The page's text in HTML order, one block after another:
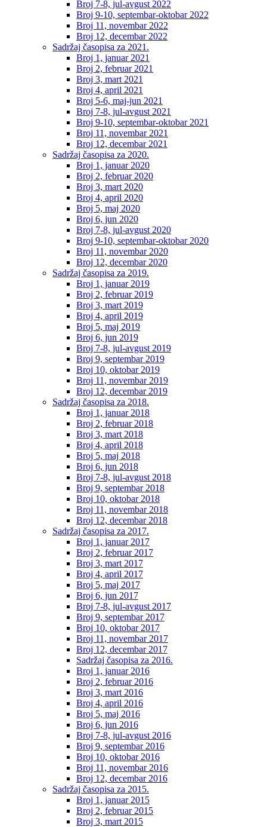
Broj 7-8, jul-avgust 2022
Broj 9-10, septembar-oktobar 2022
Broj 11, novembar 2022
Broj 12, decembar 2022
Sadržaj časopisa za 2021.
Broj 1, januar 2021
Broj 2, februar 2021
Broj 3, mart 2021
Broj 4, april 2021
Broj 5-6, maj-jun 2021
Broj 7-8, jul-avgust 2021
Broj 9-10, septembar-oktobar 2021
Broj 11, novembar 2021
Broj 12, decembar 2021
Sadržaj časopisa za 2020.
Broj 1, januar 2020
Broj 2, februar 2020
Broj 3, mart 2020
Broj 4, april 2020
Broj 5, maj 2020
Broj 6, jun 2020
Broj 7-8, jul-avgust 2020
Broj 9-10, septembar-oktobar 2020
Broj 11, novembar 2020
Broj 12, decembar 2020
Sadržaj časopisa za 2019.
Broj 1, januar 2019
Broj 2, februar 2019
Broj 3, mart 2019
Broj 4, april 2019
Broj 5, maj 2019
Broj 6, jun 2019
Broj 7-8, jul-avgust 2019
Broj 9, septembar 2019
Broj 10, oktobar 2019
Broj 11, novembar 2019
Broj 12, decembar 2019
Sadržaj časopisa za 2018.
Broj 1, januar 2018
Broj 2, februar 2018
Broj 3, mart 2018
Broj 4, april 2018
Broj 5, maj 2018
Broj 6, jun 2018
Broj 7-8, jul-avgust 2018
Broj 9, septembar 2018
Broj 10, oktobar 2018
Broj 11, novembar 2018
Broj 12, decembar 2018
Sadržaj časopisa za 2017.
Broj 1, januar 2017
Broj 2, februar 2017
Broj 3, mart 2017
Broj 4, april 2017
Broj 5, maj 2017
Broj 6, jun 2017
Broj 7-8, jul-avgust 2017
Broj 9, septembar 2017
Broj 10, oktobar 2017
Broj 11, novembar 2017
Broj 12, decembar 2017
Sadržaj časopisa za 2016.
Broj 1, januar 2016
Broj 2, februar 2016
Broj 3, mart 2016
Broj 4, april 2016
Broj 5, maj 2016
Broj 6, jun 2016
Broj 7-8, jul-avgust 2016
Broj 9, septembar 2016
Broj 10, oktobar 2016
Broj 11, novembar 2016
Broj 12, decembar 2016
Sadržaj časopisa za 2015.
Broj 1, januar 2015
Broj 2, februar 2015
Broj 3, mart 2015